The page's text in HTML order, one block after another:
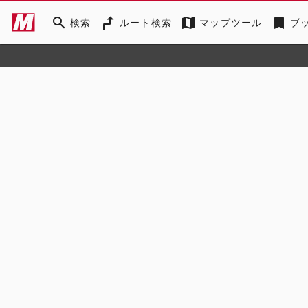
search 検索 ルート検索 map マップツール bookmark ブ